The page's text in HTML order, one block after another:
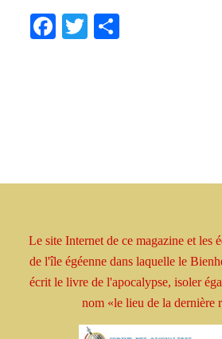
Facebook
Twitter
Share
Le site Internet de ce magazine et les
de l'île égéenne dans laquelle le
écrit le livre de l'apocalypse, isoler
nom «le lieu de la dernière